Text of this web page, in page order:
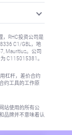
，RHC投资公司是
C1/GBL，地
Mauritius。公司
C115015381。
杠杆，差价合约
约工具的工作原
站使用的所有公
品牌并不意味着认